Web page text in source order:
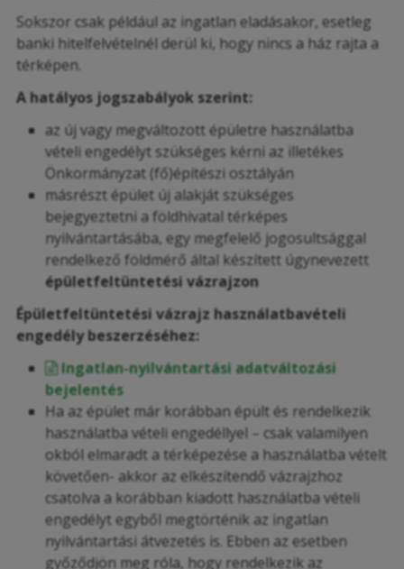
Sokszor csak például az ingatlan eladásakor, esetleg
banki hitelfelvételnél derül ki, hogy nincs a ház rajta a
térképen.
A hatályos jogszabályok szerint:
az új vagy megváltozott épületre használatba
vételi engedélyt szükséges kérni az illetékes
Önkormányzat (fő)építészi osztályán
másrészt épület új alakját szükséges
bejegyeztetni a földhivatal térképes
nyilvántartásába, egy megfelelő jogosultsággal
rendelkező földmérő által készített úgynevezett
épületfeltüntetési vázrajzon
Épületfeltüntetési vázrajz használatbavételi
engedély beszerzéséhez:
Ingatlan-nyilvántartási adatváltozási
bejelentés
Ha az épület már korábban épült és rendelkezik
használatba vételi engedéllyel – csak valamilyen
okból elmaradt a térképezése a használatba vételt
követően- akkor az elkészítendő vázrajzhoz
csatolva a korábban kiadott használatba vételi
engedélyt egyből megtörténik az ingatlan
nyilvántartási átvezetés is. Ebben az esetben
győződjön meg róla, hogy rendelkezik az